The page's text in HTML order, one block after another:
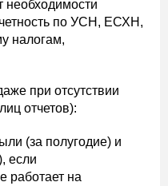
необходимости
по УСН, ЕСХН,
налогам,
при отсутствии
отчетов):
(за полугодие) и
если
работает на